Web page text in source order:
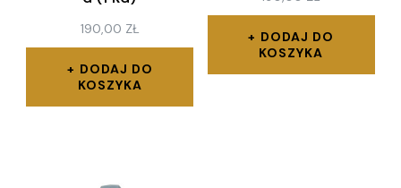
190,00 ZŁ
DODAJ DO
KOSZYKA
DODAJ DO
KOSZYKA